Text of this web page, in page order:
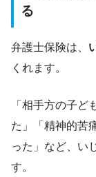
る
弁護士保険は、
くれます。
「相手方の子ど
た」「精神的苦
った」など、い
す。